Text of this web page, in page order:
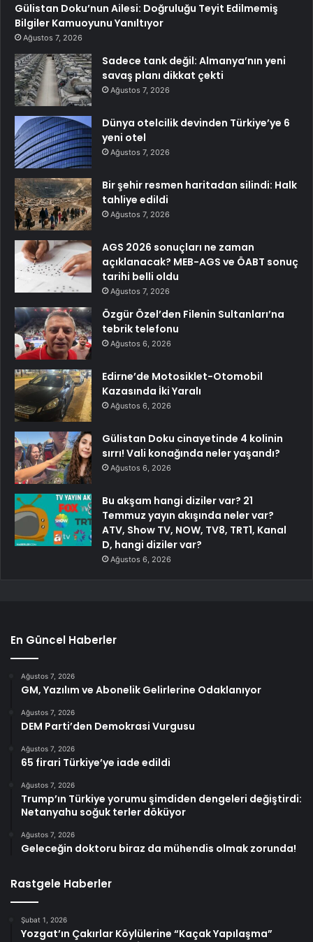
Gülistan Doku’nun Ailesi: Doğruluğu Teyit Edilmemiş
Bilgiler Kamuoyunu Yanıltıyor
Ağustos 7, 2026
Sadece tank değil: Almanya’nın yeni
savaş planı dikkat çekti
Ağustos 7, 2026
Dünya otelcilik devinden Türkiye’ye 6
yeni otel
Ağustos 7, 2026
Bir şehir resmen haritadan silindi: Halk
tahliye edildi
Ağustos 7, 2026
AGS 2026 sonuçları ne zaman
açıklanacak? MEB-AGS ve ÖABT sonuç
tarihi belli oldu
Ağustos 7, 2026
Özgür Özel’den Filenin Sultanları’na
tebrik telefonu
Ağustos 6, 2026
Edirne’de Motosiklet-Otomobil
Kazasında İki Yaralı
Ağustos 6, 2026
Gülistan Doku cinayetinde 4 kolinin
sırrı! Vali konağında neler yaşandı?
Ağustos 6, 2026
Bu akşam hangi diziler var? 21
Temmuz yayın akışında neler var?
ATV, Show TV, NOW, TV8, TRT1, Kanal
D, hangi diziler var?
Ağustos 6, 2026
En Güncel Haberler
Ağustos 7, 2026
GM, Yazılım ve Abonelik Gelirlerine Odaklanıyor
Ağustos 7, 2026
DEM Parti’den Demokrasi Vurgusu
Ağustos 7, 2026
65 firari Türkiye’ye iade edildi
Ağustos 7, 2026
Trump’ın Türkiye yorumu şimdiden dengeleri değiştirdi:
Netanyahu soğuk terler döküyor
Ağustos 7, 2026
Geleceğin doktoru biraz da mühendis olmak zorunda!
Rastgele Haberler
Şubat 1, 2026
Yozgat’ın Çakırlar Köylülerine “Kaçak Yapılaşma”